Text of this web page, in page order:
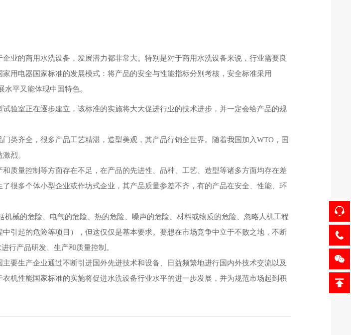
业的商用水洗设备，发展潜力都非常大。特别是对于商用水洗设备来说，行业需要良
用电器国家标准的发展模式：将产品的安全与性能指标分别考核，安全标准采用
平又能体现中国特色。
室正在逐步建立，该标准的实施将大大促进行业的技术进步，并一定会给产品的规
齐全，很多产品工艺精湛，造型美观，其产品行销全世界。随着我国加入WTO，国
烈。
量控制等方面存在不足，在产品的先进性、品种、工艺、造型等诸多方面均存在差
很多个体小型企业或作坊式企业，其产品质量参差不齐，有的产品在安全、性能、环
的危险、电气的危险、热的危险、噪声的危险、材料或物质的危险、忽略人机工程
引起的危险等项目），但这仅仅是基本要求。要想在市场竞争中立于不败之地，不断
行产品研发、生产和质量控制。
生产企业通过不断引进国外先进技术和设备、日益频繁地进行国内外技术交流以及
机性能国家标准的实施将促进水洗设备行业水平的进一步发展，并为规范市场起到积